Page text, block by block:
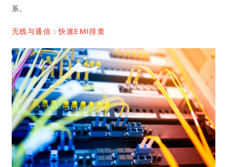
系。
无线与通信：快速EMI排查